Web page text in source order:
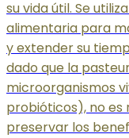
su vida útil. Se
alimentaria para
y extender su
dado que la
microorganismos
probióticos), no es
preservar los